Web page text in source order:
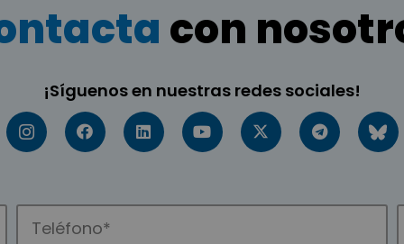
con
¡Síguenos en nuestras redes sociales!